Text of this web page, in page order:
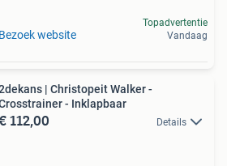
Bezoek website
Topadvertentie
Vandaag
| Christopeit Walker -
- Inklapbaar
112,00 Details